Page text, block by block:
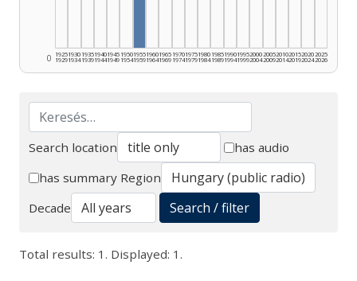
0 1925
1929
1930
1934
1935
1939
1940
1944
1945
1949
1950
1954
1955
1959
1960
1964
1965
1969
1970
1974
1975
1979
1980
1984
1985
1989
1990
1994
1995
1999
2000
2004
2005
2009
2010
2014
2015
2019
2020
2024
2025
2026
Search
Search location
has audio
has summary Region
Decade
Search / filter
Total results: 1. Displayed: 1.